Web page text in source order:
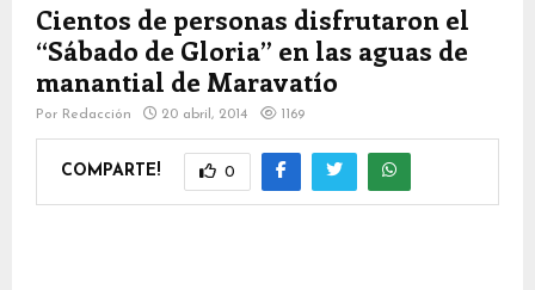
Cientos de personas disfrutaron el
“Sábado de Gloria” en las aguas de
manantial de Maravatío
Por Redacción 20 abril, 2014 1169
COMPARTE! 0